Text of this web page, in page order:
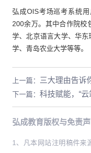
弘成OIS考场巡考系统
200余万。其中合作院校
学、北京语言大学、华
学、青岛农业大学等等。
上一篇：
下一篇：
弘成教育版权与免责
1、凡本网站注明稿件来